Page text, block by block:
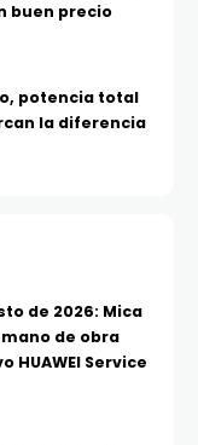
buen precio
potencia total
la diferencia
de 2026: Mica
de obra
HUAWEI Service